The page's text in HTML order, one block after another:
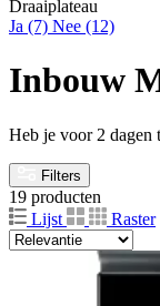
Draaiplateau
Ja (7) Nee (12)
Inbouw
Heb je voor 2 dagen
Filters
19 producten
Lijst
Raster